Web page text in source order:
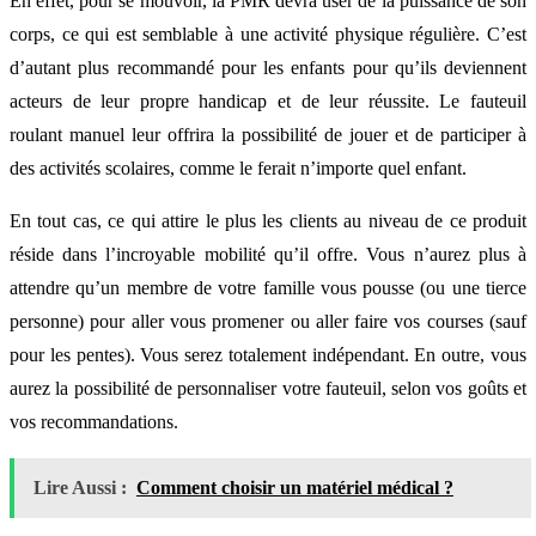
corps, ce qui est semblable à une activité physique régulière. C’est
d’autant plus recommandé pour les enfants pour qu’ils deviennent
acteurs de leur propre handicap et de leur réussite. Le fauteuil
roulant manuel leur offrira la possibilité de jouer et de participer à
des activités scolaires, comme le ferait n’importe quel enfant.
En tout cas, ce qui attire le plus les clients au niveau de ce produit
réside dans l’incroyable mobilité qu’il offre. Vous n’aurez plus à
attendre qu’un membre de votre famille vous pousse (ou une tierce
personne) pour aller vous promener ou aller faire vos courses (sauf
pour les pentes). Vous serez totalement indépendant. En outre, vous
aurez la possibilité de personnaliser votre fauteuil, selon vos goûts et
vos recommandations.
Lire Aussi : Comment choisir un matériel médical ?